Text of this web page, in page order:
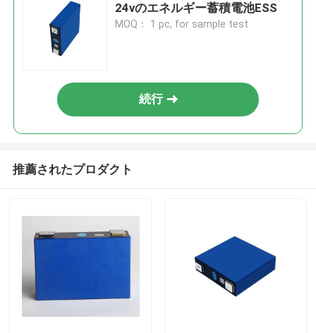
24vのエネルギー蓄積電池ESS
MOQ： 1 pc, for sample test
続行
推薦されたプロダクト